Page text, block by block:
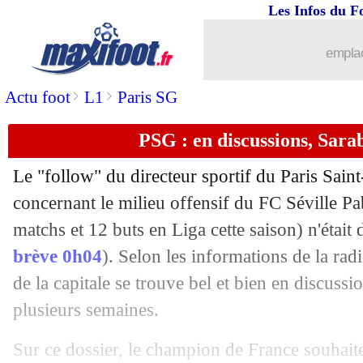
Actu foot> L1 > Paris SG
Les Infos du
PSG : en discussions,
Le "follow" du directeur sportif du Paris
concernant le milieu offensif du FC Séville
matchs et 12 buts en Liga cette saison) n'était
brève 0h04). Selon les informations de la
de la capitale se trouve bel et bien en
plusieurs semaines.
Sur ce dossier, le champion de France
Reims: le prometteur Rajkovic arrive
22/06 Barça
22/06 EdF (f): le regret de Le Sommer pour
22/06 Real : Eriksen, Tottenham veut
22/06 PSG: Marquinhos ne sait pas pour
22/06 Rennes: Koubek a donné son accord
22/06 Man Utd : une belle proposition pour
22/06 PSG: Herrera attend le feu vert de